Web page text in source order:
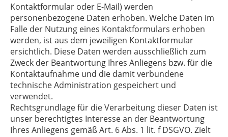
Kontaktformular oder E-Mail) werden
personenbezogene Daten erhoben. Welche Daten im
Falle der Nutzung eines Kontaktformulars erhoben
werden, ist aus dem jeweiligen Kontaktformular
ersichtlich. Diese Daten werden ausschließlich zum
Zweck der Beantwortung Ihres Anliegens bzw. für die
Kontaktaufnahme und die damit verbundene
technische Administration gespeichert und
verwendet.
Rechtsgrundlage für die Verarbeitung dieser Daten ist
unser berechtigtes Interesse an der Beantwortung
Ihres Anliegens gemäß Art. 6 Abs. 1 lit. f DSGVO. Zielt